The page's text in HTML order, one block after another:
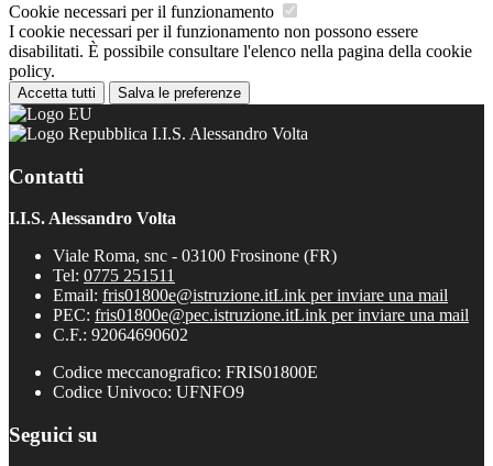
Cookie necessari per il funzionamento
I cookie necessari per il funzionamento non possono essere
disabilitati. È possibile consultare l'elenco nella pagina della cookie
policy.
Accetta tutti Salva le preferenze
I.I.S. Alessandro Volta
Contatti
I.I.S. Alessandro Volta
Viale Roma, snc - 03100 Frosinone (FR)
Tel: 0775 251511
Email: fris01800e@istruzione.itLink per inviare una mail
PEC: fris01800e@pec.istruzione.itLink per inviare una mail
C.F.: 92064690602
Codice meccanografico: FRIS01800E
Codice Univoco: UFNFO9
Seguici su